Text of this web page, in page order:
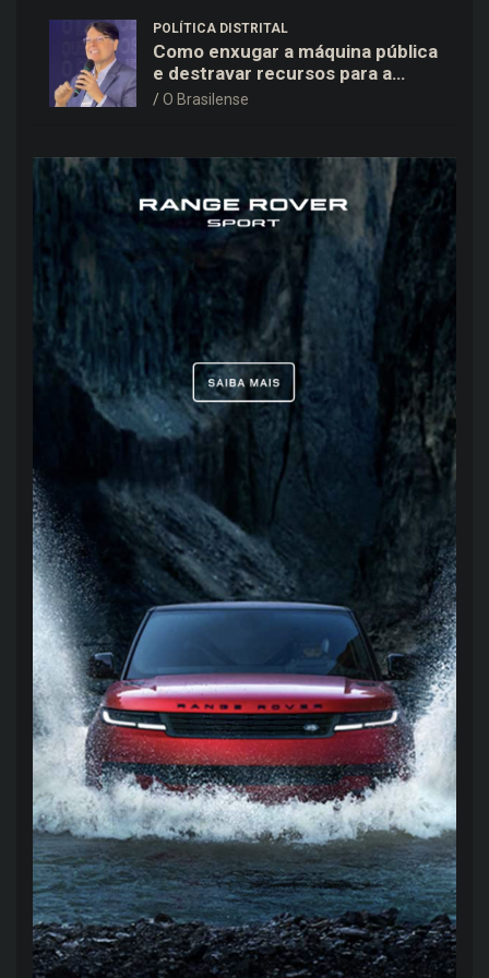
POLÍTICA DISTRITAL
Como enxugar a máquina pública
e destravar recursos para a
saúde e educação no DF
O Brasilense